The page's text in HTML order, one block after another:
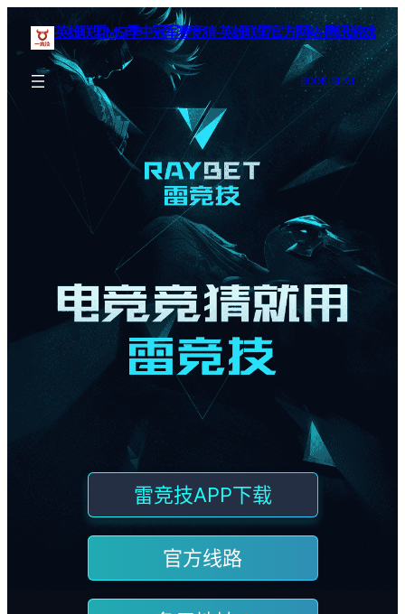
英雄联盟MSI季中冠军赛竞猜-英雄联盟官方网站-腾讯游戏
BOOK SEAT